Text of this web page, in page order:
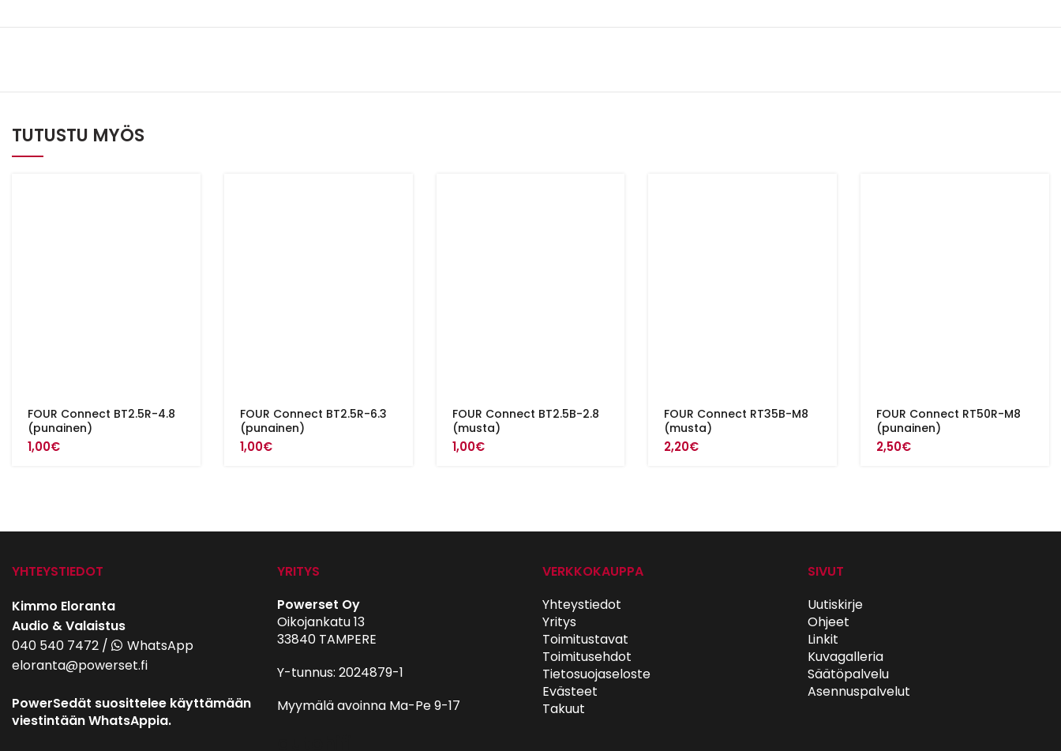
TUTUSTU MYÖS
FOUR Connect BT2.5R-4.8
(punainen)
1,00€
FOUR Connect BT2.5R-6.3
(punainen)
1,00€
FOUR Connect BT2.5B-2.8
(musta)
1,00€
FOUR Connect RT35B-M8
(musta)
2,20€
FOUR Connect RT50R-M8
(punainen)
2,50€
YHTEYSTIEDOT
Kimmo Eloranta
Audio & Valaistus
040 540 7472 /
WhatsApp
eloranta@powerset.fi
PowerSedät suosittelee käyttämään
viestintään WhatsAppia.
YRITYS
Powerset Oy
Oikojankatu 13
33840 TAMPERE
Y-tunnus: 2024879-1
Myymälä avoinna Ma-Pe 9-17
VERKKOKAUPPA
Yhteystiedot
Yritys
Toimitustavat
Toimitusehdot
Tietosuojaseloste
Evästeet
Takuut
SIVUT
Uutiskirje
Ohjeet
Linkit
Kuvagalleria
Säätöpalvelu
Asennuspalvelut